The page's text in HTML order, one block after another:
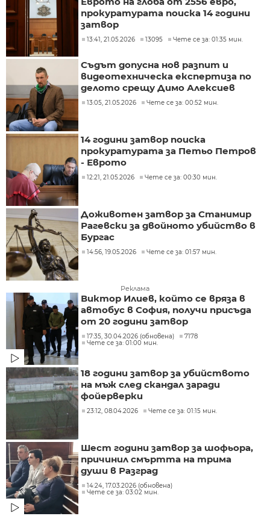
прокуратурата поиска 14 години
затвор
13:41, 21.05.2026 13095 Чете се за: 01:35 мин.
Съдът допусна нов разпит и
видеотехническа експертиза по
делото срещу Димо Алексиев
13:05, 21.05.2026 Чете се за: 00:52 мин.
14 години затвор поиска
прокуратурата за Петьо Петров
- Еврото
12:21, 21.05.2026 Чете се за: 00:30 мин.
Доживотен затвор за Станимир
Рагевски за двойното убийство в
Бургас
14:56, 19.05.2026 Чете се за: 01:57 мин.
Реклама
Виктор Илиев, който се вряза в
автобус в София, получи присъда
от 20 години затвор
17:35, 30.04.2026 (обновена)
7178
Чете се за: 01:00 мин.
18 години затвор за убийството
на мъж след скандал заради
фойерверки
23:12, 08.04.2026 Чете се за: 01:15 мин.
Шест години затвор за шофьора,
причинил смъртта на трима
души в Разград
14:24, 17.03.2026 (обновена)
Чете се за: 03:02 мин.